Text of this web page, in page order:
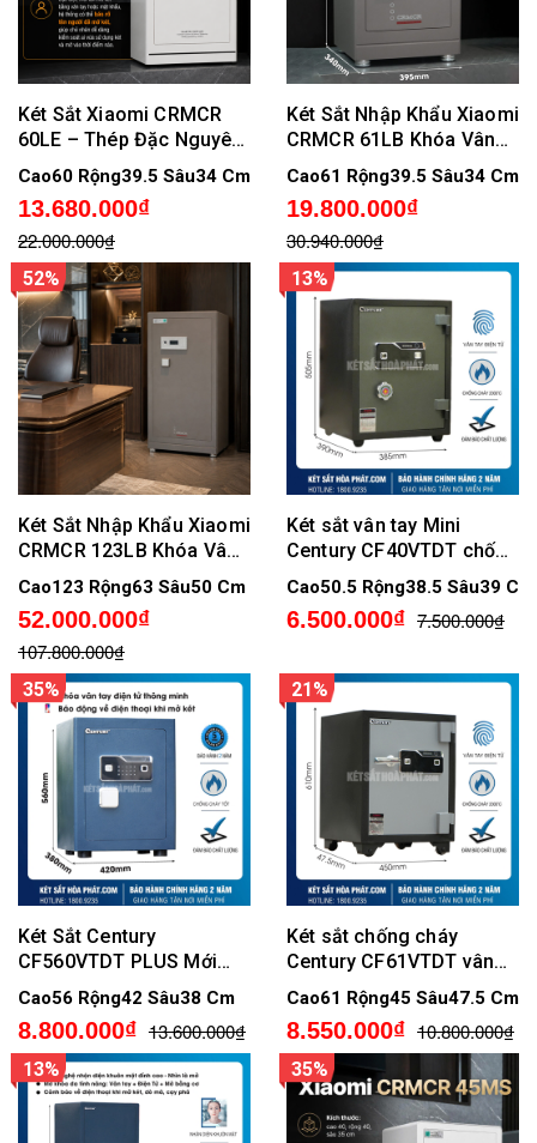
Két Sắt Xiaomi CRMCR
60LE – Thép Đặc Nguyên
Khối, Vân Tay Định Danh,
Cảnh Báo Trộm Về Điện
Thoại
Cao60 Rộng39.5 Sâu34 Cm
13.680.000₫
22.000.000₫
Két Sắt Nhập Khẩu Xiaomi
CRMCR 61LB Khóa Vân
Tay Điện Tử Định Danh
Người Mở
Cao61 Rộng39.5 Sâu34 Cm
19.800.000₫
30.940.000₫
52%
Két Sắt Nhập Khẩu Xiaomi
CRMCR 123LB Khóa Vân
Tay Điện Tử Định Danh
Người Mở
Cao123 Rộng63 Sâu50 Cm
52.000.000₫
107.800.000₫
13%
Két sắt vân tay Mini
Century CF40VTDT chống
cháy
Cao50.5 Rộng38.5 Sâu39 Cm
6.500.000₫ 7.500.000₫
35%
Két Sắt Century
CF560VTDT PLUS Mới
Nhất 2026 Có Cảnh báo
điện thoại
Cao56 Rộng42 Sâu38 Cm
8.800.000₫ 13.600.000₫
21%
Két sắt chống cháy
Century CF61VTDT vân
tay điện tử, Cảnh báo về
điện thoại
Cao61 Rộng45 Sâu47.5 Cm
8.550.000₫ 10.800.000₫
13% 35%